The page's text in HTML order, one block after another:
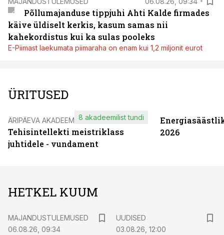
Põllumajanduse tippjuhi Ahti Kalde firmades
käive üldiselt kerkis, kasum samas nii
kahekordistus kui ka sulas pooleks
E-Piimast laekumata piimaraha on enam kui 1,2 miljonit eurot
ÜRITUSED
ÄRIPÄEVA AKADEEMIA
Tehisintellekti meistriklass
juhtidele - vundament
8 akadeemilist tundi
2026
HETKEL KUUM
MAJANDUSTULEMUSED
06.08.26, 09:34
UUDISED
03.08.26, 12:00